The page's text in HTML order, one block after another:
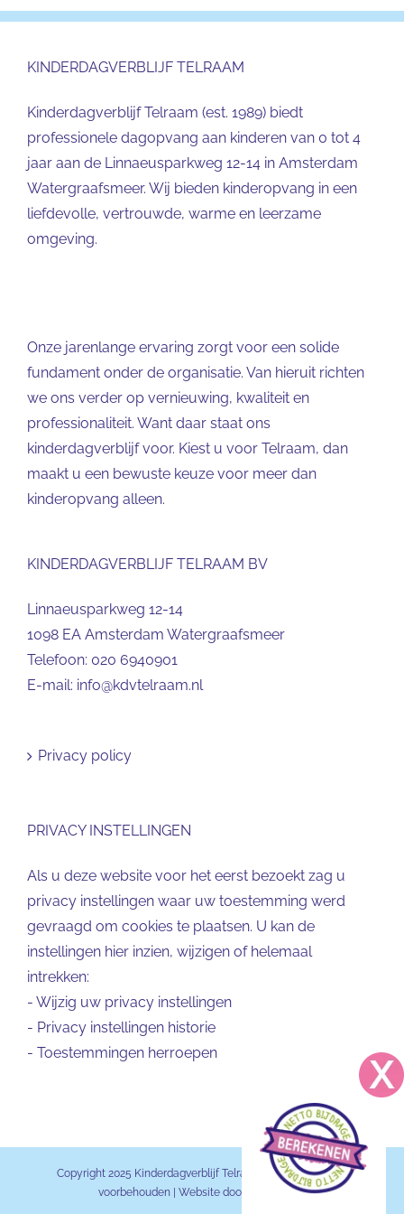
KINDERDAGVERBLIJF TELRAAM
Kinderdagverblijf Telraam (est. 1989) biedt
professionele dagopvang aan kinderen van 0 tot 4
jaar aan de Linnaeusparkweg 12-14 in Amsterdam
Watergraafsmeer. Wij bieden kinderopvang in een
liefdevolle, vertrouwde, warme en leerzame
omgeving.
Onze jarenlange ervaring zorgt voor een solide
fundament onder de organisatie. Van hieruit richten
we ons verder op vernieuwing, kwaliteit en
professionaliteit. Want daar staat ons
kinderdagverblijf voor. Kiest u voor Telraam, dan
maakt u een bewuste keuze voor meer dan
kinderopvang alleen.
KINDERDAGVERBLIJF TELRAAM BV
Linnaeusparkweg 12-14
1098 EA Amsterdam Watergraafsmeer
Telefoon: 020 6940901
E-mail: info@kdvtelraam.nl
Privacy policy
PRIVACY INSTELLINGEN
Als u deze website voor het eerst bezoekt zag u
privacy instellingen waar uw toestemming werd
gevraagd om cookies te plaatsen. U kan de
instellingen hier inzien, wijzigen of helemaal
intrekken:
- Wijzig uw privacy instellingen
- Privacy instellingen historie
- Toestemmingen herroepen
Copyright 2025 Kinderdagverblijf Telraam BV | Alle rechten
voorbehouden | Website door
KDV Online